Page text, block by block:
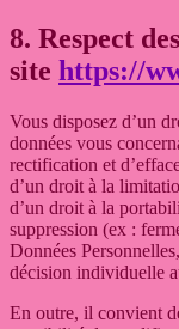
8. Respect
site https://
Vous disposez d’un
données vous
rectification et
d’un droit à la
d’un droit à la
suppression (ex :
Données
décision individuelle
En outre, il convient